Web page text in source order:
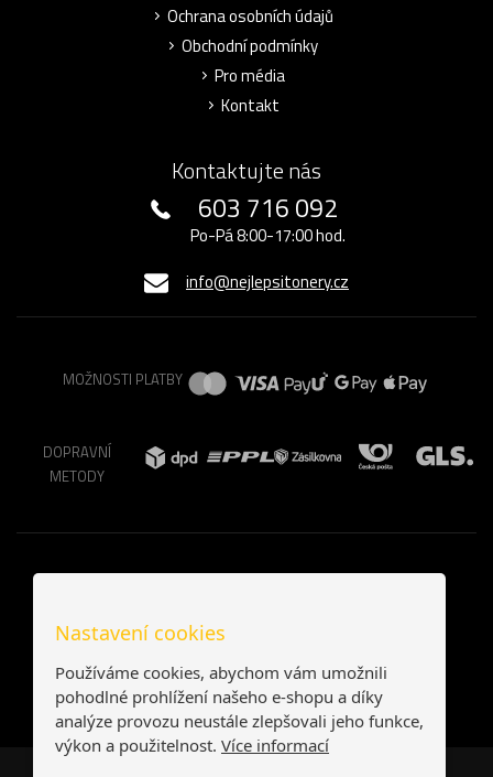
Ochrana osobních údajů
Obchodní podmínky
Pro média
Kontakt
Kontaktujte nás
603 716 092
Po-Pá 8:00-17:00 hod.
info@nejlepsitonery.cz
MOŽNOSTI PLATBY
DOPRAVNÍ
METODY
Nastavení cookies
Používáme cookies, abychom vám umožnili
pohodlné prohlížení našeho e-shopu a díky
analýze provozu neustále zlepšovali jeho funkce,
výkon a použitelnost. Více informací